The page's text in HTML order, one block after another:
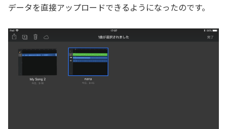
データを直接アップロードできるようになったのです。